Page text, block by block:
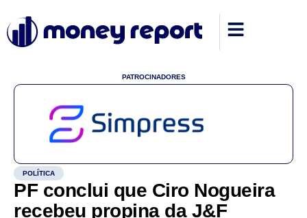
PATROCINADORES
POLÍTICA
PF conclui que Ciro Nogueira
recebeu propina da J&F